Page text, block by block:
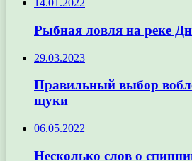
14.01.2022
Рыбная ловля на реке
29.03.2023
Правильный выбор
щуки
06.05.2022
Несколько слов о